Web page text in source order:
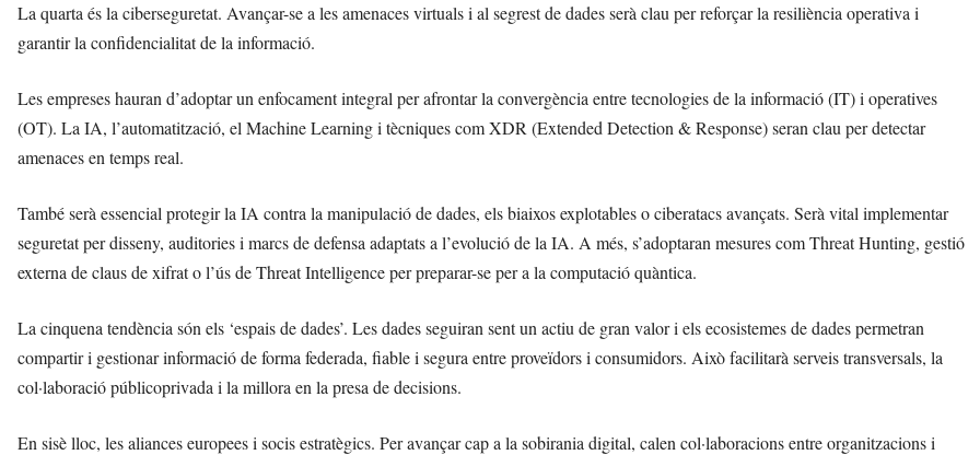
La quarta és la ciberseguretat. Avançar-se a les amenaces virtuals i al segrest de dades serà clau per reforçar la resiliència operativa i
garantir la confidencialitat de la informació.
Les empreses hauran d’adoptar un enfocament integral per afrontar la convergència entre tecnologies de la informació (IT) i operatives
(OT). La IA, l’automatització, el Machine Learning i tècniques com XDR (Extended Detection & Response) seran clau per detectar
amenaces en temps real.
També serà essencial protegir la IA contra la manipulació de dades, els biaixos explotables o ciberatacs avançats. Serà vital implementar
seguretat per disseny, auditories i marcs de defensa adaptats a l’evolució de la IA. A més, s’adoptaran mesures com Threat Hunting, gestió
externa de claus de xifrat o l’ús de Threat Intelligence per preparar-se per a la computació quàntica.
La cinquena tendència són els ‘espais de dades’. Les dades seguiran sent un actiu de gran valor i els ecosistemes de dades permetran
compartir i gestionar informació de forma federada, fiable i segura entre proveïdors i consumidors. Això facilitarà serveis transversals, la
col·laboració públicoprivada i la millora en la presa de decisions.
En sisè lloc, les aliances europees i socis estratègics. Per avançar cap a la sobirania digital, calen col·laboracions entre organitzacions i